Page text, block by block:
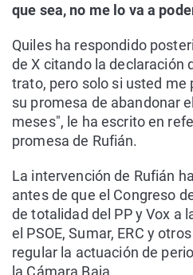
que sea, no me lo va a
Quiles ha respondido
de X citando la declaración
trato, pero solo si usted me
su promesa de abandonar
meses", le ha escrito en
promesa de Rufián.
La intervención de Rufián
antes de que el Congreso
de totalidad del PP y Vox a
el PSOE, Sumar, ERC y
regular la actuación de
la Cámara Baja.